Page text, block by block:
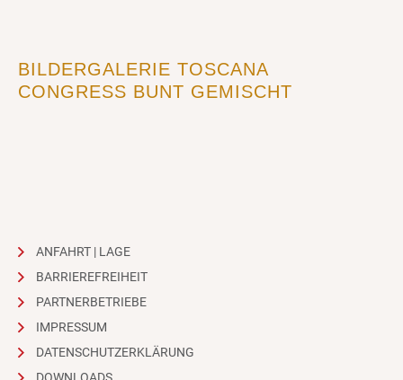
BILDERGALERIE TOSCANA
CONGRESS BUNT GEMISCHT
ANFAHRT | LAGE
BARRIEREFREIHEIT
PARTNERBETRIEBE
IMPRESSUM
DATENSCHUTZERKLÄRUNG